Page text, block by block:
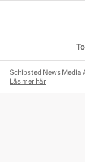
Schibsted News Media
Läs mer här